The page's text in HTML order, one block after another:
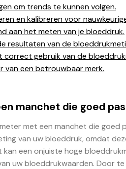
om trends te kunnen volgen.
en kalibreren voor
aan het meten van je bloeddruk.
resultaten van de
gebruik van de
van een betrouwbaar merk.
manchet die goed
met een manchet die goed
van uw bloeddruk, omdat
een onjuiste hoge
uw bloeddrukwaarden. Door